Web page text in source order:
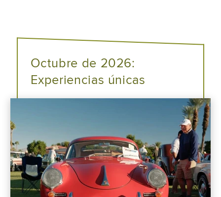
Octubre de 2026:
Experiencias únicas